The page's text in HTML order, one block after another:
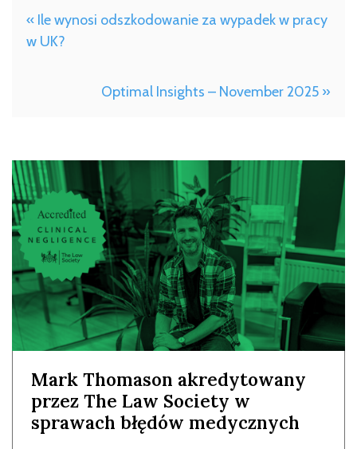
« Ile wynosi odszkodowanie za wypadek w pracy
w UK?
Optimal Insights – November 2025 »
Mark Thomason akredytowany
przez The Law Society w
sprawach błędów medycznych